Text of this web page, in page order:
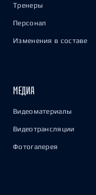
Тренеры
Персонал
Изменения в составе
МЕДИА
Видеоматериалы
Видеотрансляции
Фотогалерея